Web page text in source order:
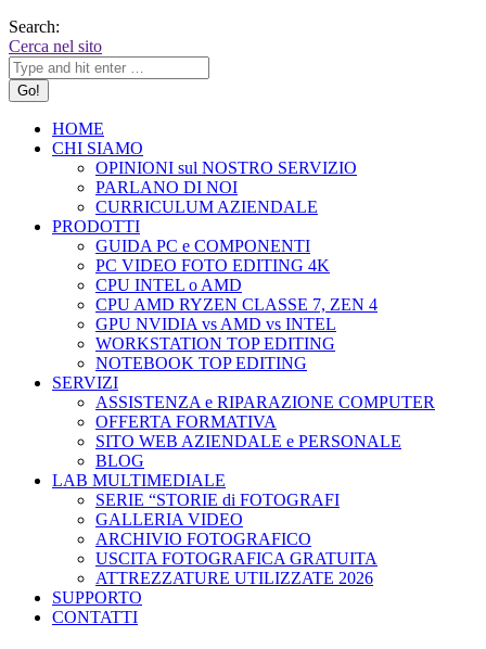
Search:
Cerca nel sito
HOME
CHI SIAMO
OPINIONI sul NOSTRO SERVIZIO
PARLANO DI NOI
CURRICULUM AZIENDALE
PRODOTTI
GUIDA PC e COMPONENTI
PC VIDEO FOTO EDITING 4K
CPU INTEL o AMD
CPU AMD RYZEN CLASSE 7, ZEN 4
GPU NVIDIA vs AMD vs INTEL
WORKSTATION TOP EDITING
NOTEBOOK TOP EDITING
SERVIZI
ASSISTENZA e RIPARAZIONE COMPUTER
OFFERTA FORMATIVA
SITO WEB AZIENDALE e PERSONALE
BLOG
LAB MULTIMEDIALE
SERIE “STORIE di FOTOGRAFI
GALLERIA VIDEO
ARCHIVIO FOTOGRAFICO
USCITA FOTOGRAFICA GRATUITA
ATTREZZATURE UTILIZZATE 2026
SUPPORTO
CONTATTI